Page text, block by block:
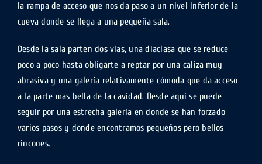
la rampa de acceso que nos da paso a un nivel inferior de la
cueva donde se llega a una pequeña sala.
Desde la sala parten dos vías, una diaclasa que se reduce
poco a poco hasta obligarte a reptar por una caliza muy
abrasiva y una galería relativamente cómoda que da acceso
a la parte mas bella de la cavidad. Desde aquí se puede
seguir por una estrecha galería en donde se han forzado
varios pasos y donde encontramos pequeños pero bellos
rincones.